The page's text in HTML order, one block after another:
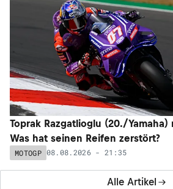
Alle Artikel
Toprak Razgatlioglu (20./Yamaha)
Was hat seinen Reifen zerstört?
MOTOGP 08.08.2026 - 21:35